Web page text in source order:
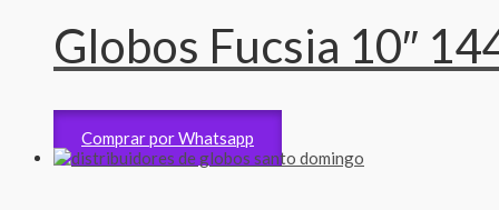
Globos Fucsia 10″
Accesorios235RD$
Comprar por Whatsapp